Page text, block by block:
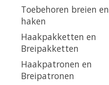
Toebehoren breien en
haken
Haakpakketten en
Breipakketten
Haakpatronen en
Breipatronen